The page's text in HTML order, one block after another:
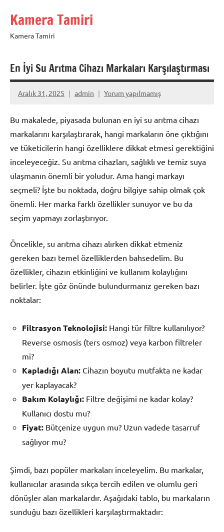
Kamera Tamiri
Kamera Tamiri
En İyi Su Arıtma Cihazı Markaları Karşılaştırması
Aralık 31, 2025 admin Yorum yapılmamış
Bu makalede, piyasada bulunan en iyi su arıtma cihazı
markalarını karşılaştırarak, hangi markaların öne çıktığını
ve tüketicilerin hangi özelliklere dikkat etmesi gerektiğini
inceleyeceğiz. Su arıtma cihazları, sağlıklı ve temiz suya
ulaşmanın önemli bir yoludur. Ama hangi markayı
seçmeli? İşte bu noktada, doğru bilgiye sahip olmak çok
önemli. Her marka farklı özellikler sunuyor ve bu da
seçim yapmayı zorlaştırıyor.
Öncelikle, su arıtma cihazı alırken dikkat etmeniz
gereken bazı temel özelliklerden bahsedelim. Bu
özellikler, cihazın etkinliğini ve kullanım kolaylığını
belirler. İşte göz önünde bulundurmanız gereken bazı
noktalar:
Filtrasyon Teknolojisi: Hangi tür filtre kullanılıyor?
Reverse osmosis (ters osmoz) veya karbon filtreler
mi?
Kapladığı Alan: Cihazın boyutu mutfakta ne kadar
yer kaplayacak?
Bakım Kolaylığı: Filtre değişimi ne kadar kolay?
Kullanıcı dostu mu?
Fiyat: Bütçenize uygun mu? Uzun vadede tasarruf
sağlıyor mu?
Şimdi, bazı popüler markaları inceleyelim. Bu markalar,
kullanıcılar arasında sıkça tercih edilen ve olumlu geri
dönüşler alan markalardır. Aşağıdaki tablo, bu markaların
sunduğu bazı özellikleri karşılaştırmaktadır: